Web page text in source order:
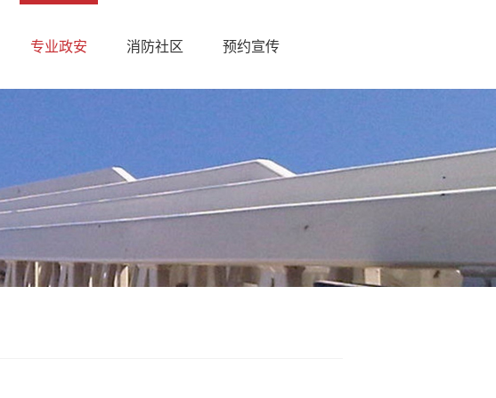
专业政安 消防社区 预约宣传